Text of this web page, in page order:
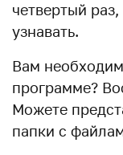
четвертый
узнавать.
Вам
программе?
Можете
папки с